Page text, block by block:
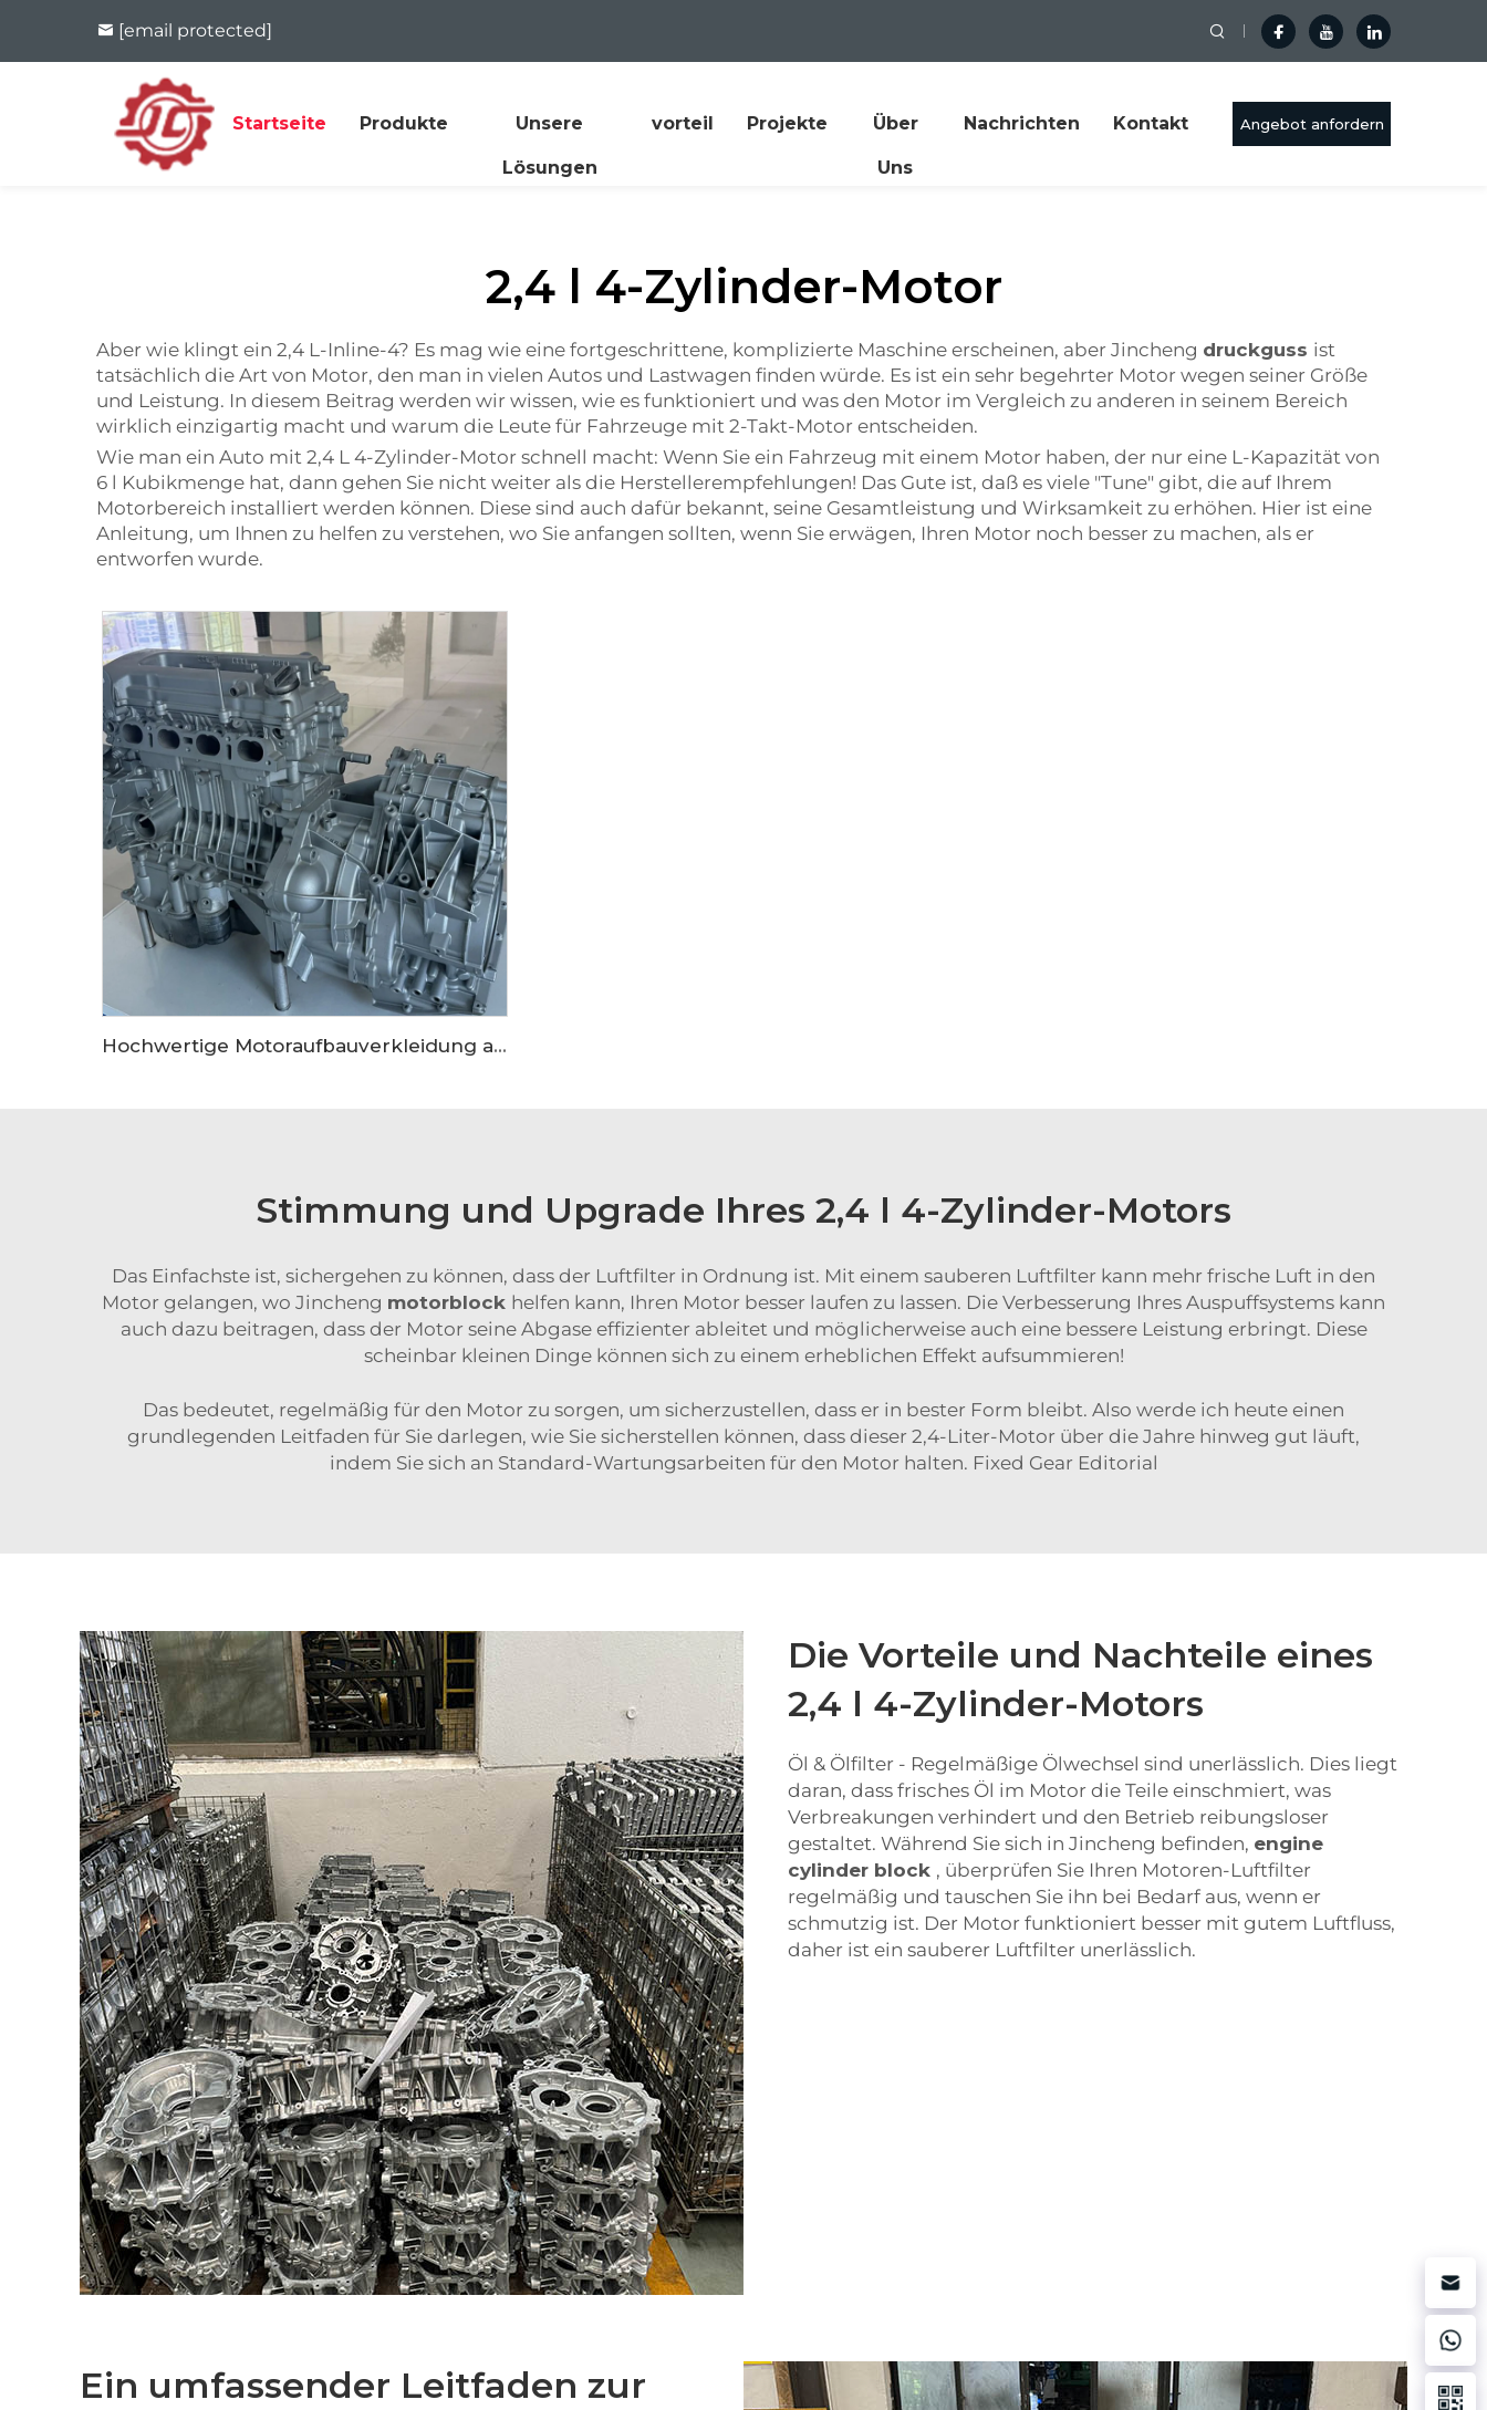
[email protected]
Startseite Produkte Unsere
Lösungen
vorteil Projekte Über
Uns
Nachrichten Kontakt Angebot anfordern
2,4 l 4-Zylinder-Motor
Aber wie klingt ein 2,4 L-Inline-4? Es mag wie eine fortgeschrittene, komplizierte Maschine erscheinen, aber Jincheng druckguss ist
tatsächlich die Art von Motor, den man in vielen Autos und Lastwagen finden würde. Es ist ein sehr begehrter Motor wegen seiner Größe
und Leistung. In diesem Beitrag werden wir wissen, wie es funktioniert und was den Motor im Vergleich zu anderen in seinem Bereich
wirklich einzigartig macht und warum die Leute für Fahrzeuge mit 2-Takt-Motor entscheiden.
Wie man ein Auto mit 2,4 L 4-Zylinder-Motor schnell macht: Wenn Sie ein Fahrzeug mit einem Motor haben, der nur eine L-Kapazität von
6 l Kubikmenge hat, dann gehen Sie nicht weiter als die Herstellerempfehlungen! Das Gute ist, daß es viele "Tune" gibt, die auf Ihrem
Motorbereich installiert werden können. Diese sind auch dafür bekannt, seine Gesamtleistung und Wirksamkeit zu erhöhen. Hier ist eine
Anleitung, um Ihnen zu helfen zu verstehen, wo Sie anfangen sollten, wenn Sie erwägen, Ihren Motor noch besser zu machen, als er
entworfen wurde.
Hochwertige Motoraufbauverkleidung aus Aluminiumlegierung für OEM-Güte, geeignet für den Einkauf bei großen Lieferanten
Stimmung und Upgrade Ihres 2,4 l 4-Zylinder-Motors
Das Einfachste ist, sichergehen zu können, dass der Luftfilter in Ordnung ist. Mit einem sauberen Luftfilter kann mehr frische Luft in den
Motor gelangen, wo Jincheng motorblock helfen kann, Ihren Motor besser laufen zu lassen. Die Verbesserung Ihres Auspuffsystems kann
auch dazu beitragen, dass der Motor seine Abgase effizienter ableitet und möglicherweise auch eine bessere Leistung erbringt. Diese
scheinbar kleinen Dinge können sich zu einem erheblichen Effekt aufsummieren!
Das bedeutet, regelmäßig für den Motor zu sorgen, um sicherzustellen, dass er in bester Form bleibt. Also werde ich heute einen
grundlegenden Leitfaden für Sie darlegen, wie Sie sicherstellen können, dass dieser 2,4-Liter-Motor über die Jahre hinweg gut läuft,
indem Sie sich an Standard-Wartungsarbeiten für den Motor halten. Fixed Gear Editorial
Die Vorteile und Nachteile eines
2,4 l 4-Zylinder-Motors
Öl & Ölfilter - Regelmäßige Ölwechsel sind unerlässlich. Dies liegt
daran, dass frisches Öl im Motor die Teile einschmiert, was
Verbreakungen verhindert und den Betrieb reibungsloser
gestaltet. Während Sie sich in Jincheng befinden, engine
cylinder block , überprüfen Sie Ihren Motoren-Luftfilter
regelmäßig und tauschen Sie ihn bei Bedarf aus, wenn er
schmutzig ist. Der Motor funktioniert besser mit gutem Luftfluss,
daher ist ein sauberer Luftfilter unerlässlich.
Ein umfassender Leitfaden zur